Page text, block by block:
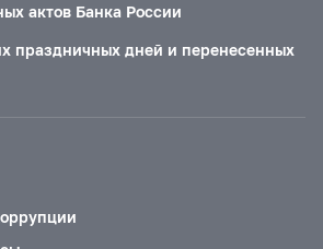
актов Банка России
праздничных дней и перенесенных